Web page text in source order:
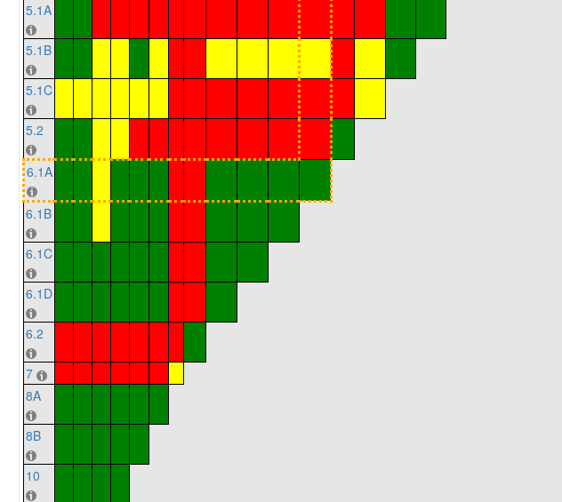
5.1A
5.1B
5.1C
5.2
6.1A
6.1B
6.1C
6.1D
6.2
7
8A
8B
10